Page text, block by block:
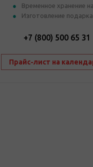
Временное хранение
Изготовление
+7 (800) 500 65 31
Прайс-лист на